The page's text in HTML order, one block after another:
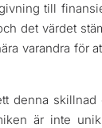
till
det värdet
varandra för
denna
är inte